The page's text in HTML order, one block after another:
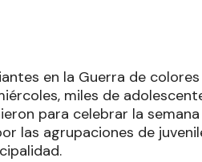
en la Guerra de
miles de
para celebrar la
las agrupaciones de